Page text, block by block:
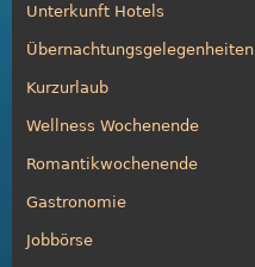
Unterkunft Hotels
Übernachtungsgelegenheiten
Kurzurlaub
Wellness Wochenende
Romantikwochenende
Gastronomie
Jobbörse